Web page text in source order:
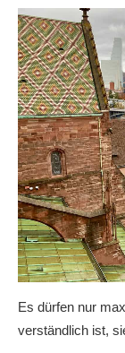
Es dürfen nur
verständlich ist,